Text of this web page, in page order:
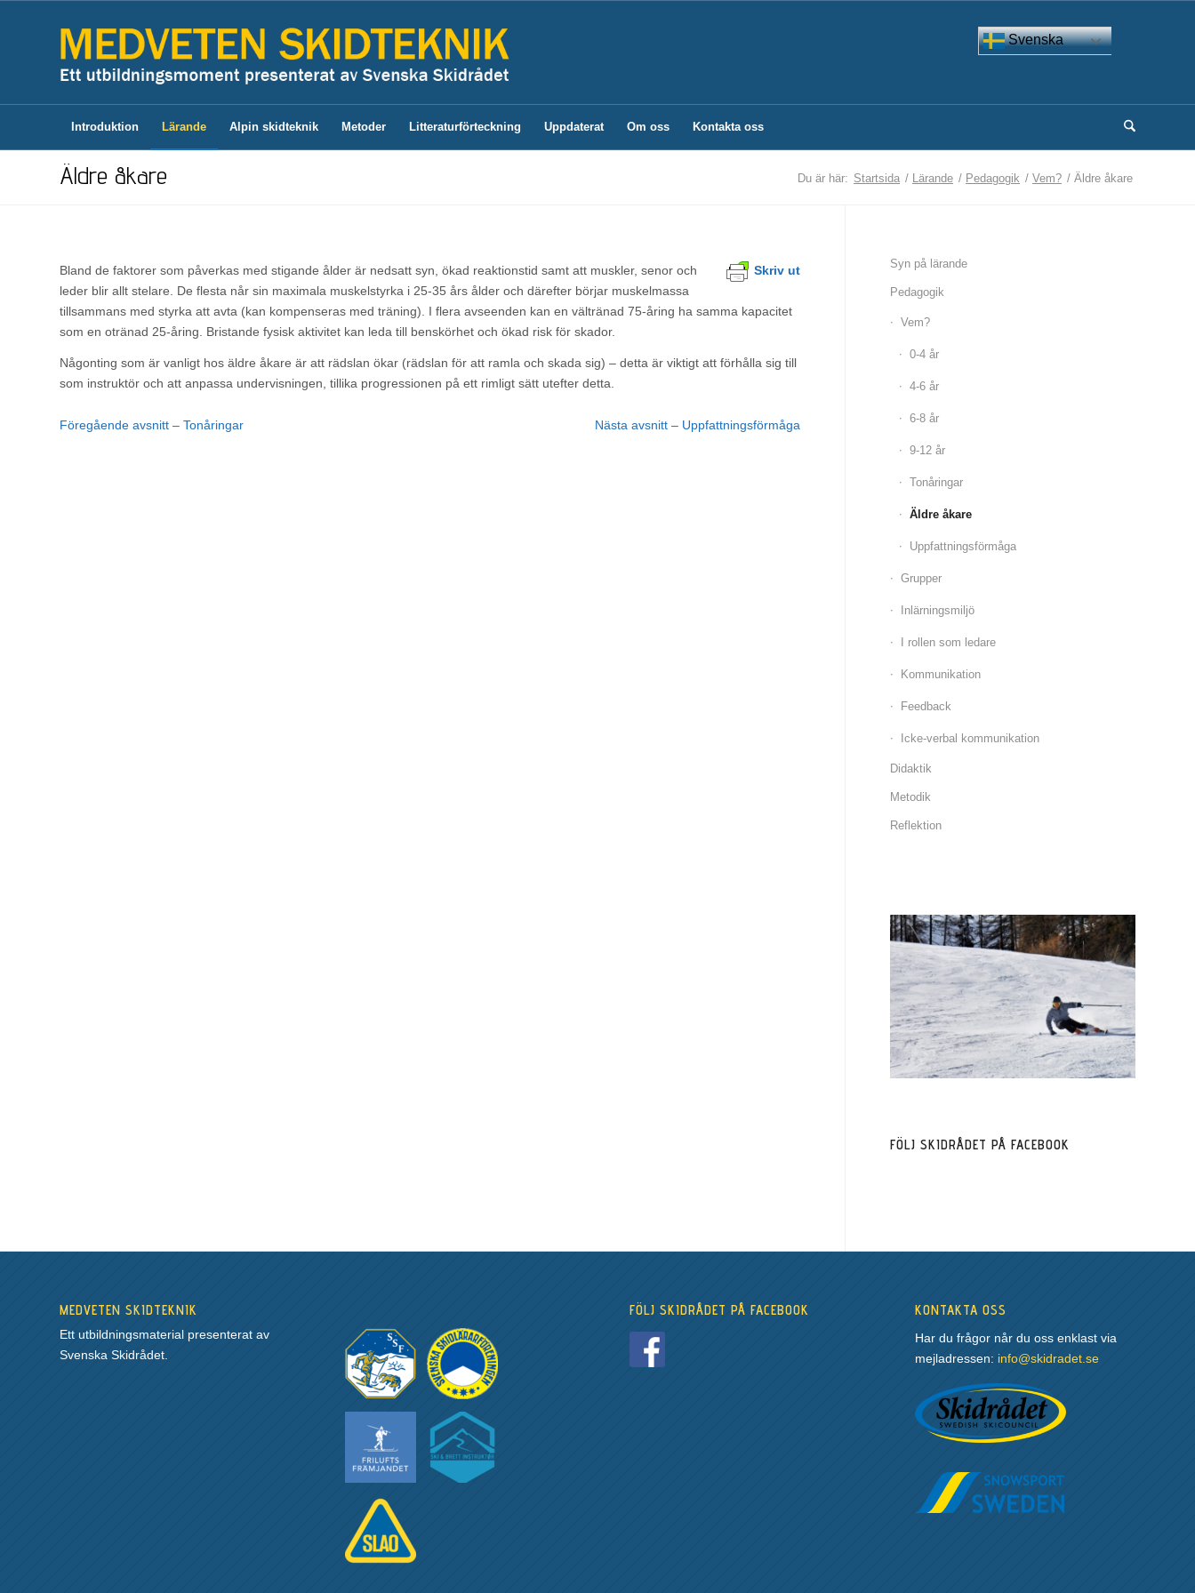
Svenska
Introduktion Lärande Alpin skidteknik Metoder Litteraturförteckning Uppdaterat Om oss Kontakta oss
Äldre åkare Du är här: Startsida / Lärande / Pedagogik / Vem? / Äldre åkare
Skriv ut
Bland de faktorer som påverkas med stigande ålder är nedsatt syn, ökad reaktionstid samt att muskler, senor och
leder blir allt stelare. De flesta når sin maximala muskelstyrka i 25-35 års ålder och därefter börjar muskelmassa
tillsammans med styrka att avta (kan kompenseras med träning). I flera avseenden kan en vältränad 75-åring ha samma kapacitet
som en otränad 25-åring. Bristande fysisk aktivitet kan leda till benskörhet och ökad risk för skador.
Någonting som är vanligt hos äldre åkare är att rädslan ökar (rädslan för att ramla och skada sig) – detta är viktigt att förhålla sig till
som instruktör och att anpassa undervisningen, tillika progressionen på ett rimligt sätt utefter detta.
Föregående avsnitt – Tonåringar Nästa avsnitt – Uppfattningsförmåga
Syn på lärande
Pedagogik
Vem?
0-4 år
4-6 år
6-8 år
9-12 år
Tonåringar
Äldre åkare
Uppfattningsförmåga
Grupper
Inlärningsmiljö
I rollen som ledare
Kommunikation
Feedback
Icke-verbal kommunikation
Didaktik
Metodik
Reflektion
FÖLJ SKIDRÅDET PÅ FACEBOOK
MEDVETEN SKIDTEKNIK
Ett utbildningsmaterial presenterat av
Svenska Skidrådet.
FÖLJ SKIDRÅDET PÅ FACEBOOK KONTAKTA OSS
Har du frågor når du oss enklast via
mejladressen: info@skidradet.se